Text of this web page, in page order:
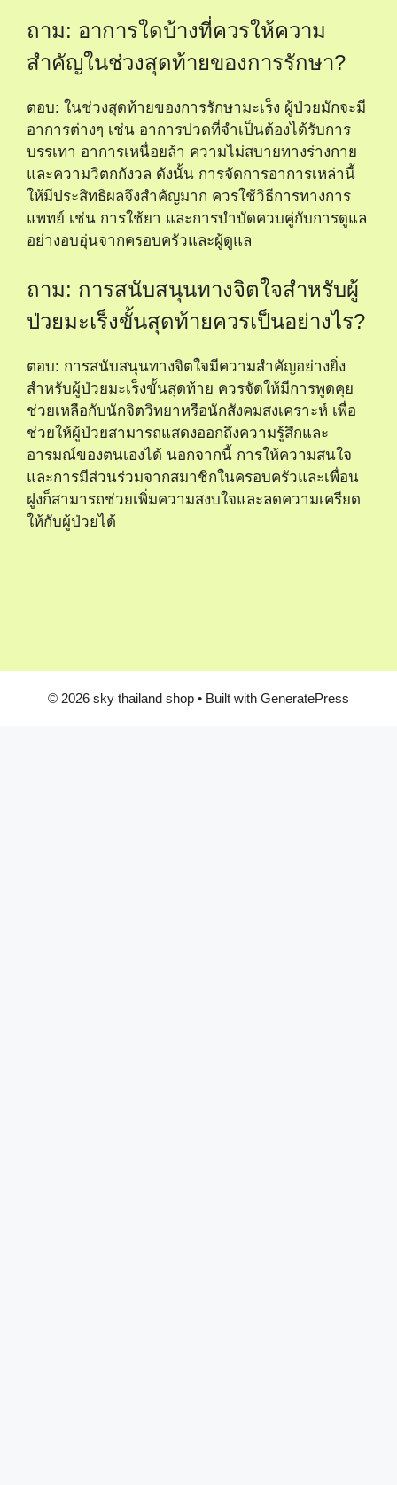
ถาม: อาการใดบ้างที่ควรให้ความ
สำคัญในช่วงสุดท้ายของการรักษา?
ตอบ: ในช่วงสุดท้ายของการรักษามะเร็ง ผู้ป่วยมักจะมี
อาการต่างๆ เช่น อาการปวดที่จำเป็นต้องได้รับการ
บรรเทา อาการเหนื่อยล้า ความไม่สบายทางร่างกาย
และความวิตกกังวล ดังนั้น การจัดการอาการเหล่านี้
ให้มีประสิทธิผลจึงสำคัญมาก ควรใช้วิธีการทางการ
แพทย์ เช่น การใช้ยา และการบำบัดควบคู่กับการดูแล
อย่างอบอุ่นจากครอบครัวและผู้ดูแล
ถาม: การสนับสนุนทางจิตใจสำหรับผู้
ป่วยมะเร็งขั้นสุดท้ายควรเป็นอย่างไร?
ตอบ: การสนับสนุนทางจิตใจมีความสำคัญอย่างยิ่ง
สำหรับผู้ป่วยมะเร็งขั้นสุดท้าย ควรจัดให้มีการพูดคุย
ช่วยเหลือกับนักจิตวิทยาหรือนักสังคมสงเคราะห์ เพื่อ
ช่วยให้ผู้ป่วยสามารถแสดงออกถึงความรู้สึกและ
อารมณ์ของตนเองได้ นอกจากนี้ การให้ความสนใจ
และการมีส่วนร่วมจากสมาชิกในครอบครัวและเพื่อน
ฝูงก็สามารถช่วยเพิ่มความสงบใจและลดความเครียด
ให้กับผู้ป่วยได้
© 2026 sky thailand shop • Built with GeneratePress